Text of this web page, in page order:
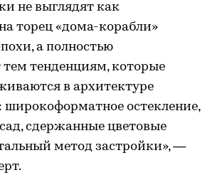
не выглядят как
торец «дома-корабли»
а полностью
тем тенденциям, которые
в архитектуре
остекление,
сдержанные цветовые
метод застройки», —